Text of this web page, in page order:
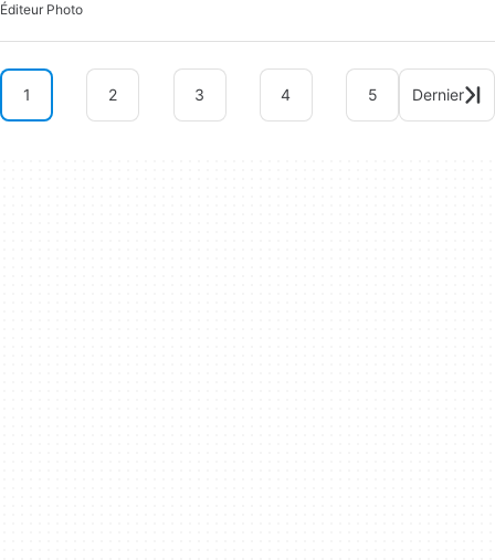
Éditeur Photo
1 2 3 4 5 Dernier